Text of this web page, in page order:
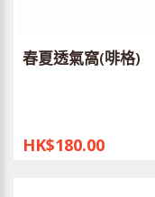
春夏透氣窩(啡格)
HK$180.00